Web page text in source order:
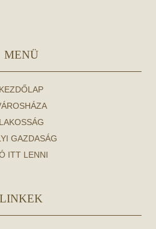
MENÜ
KEZDŐLAP
LAKOSSÁG
GAZDASÁG
ITT LENNI
LINKEK